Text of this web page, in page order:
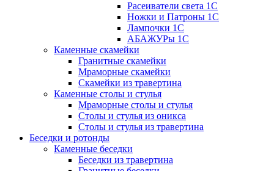
Расеиватели света 1С
Ножки и Патроны 1С
Лампочки 1С
АБАЖУРы 1С
Каменные скамейки
Гранитные скамейки
Мраморные скамейки
Скамейки из травертина
Каменные столы и стулья
Мраморные столы и стулья
Столы и стулья из оникса
Столы и стулья из травертина
Беседки и ротонды
Каменные беседки
Беседки из травертина